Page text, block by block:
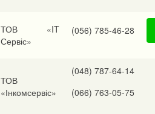
ТОВ «IT
Сервіс»
(056) 785-46-28
ТОВ
«Інкомсервіс»
(048) 787-64-14
(066) 763-05-75